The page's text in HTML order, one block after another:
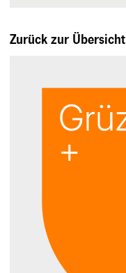
Zurück zur Übersicht